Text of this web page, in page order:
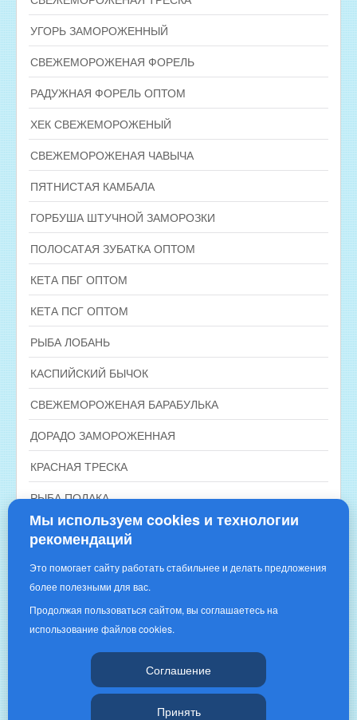
УГОРЬ ЗАМОРОЖЕННЫЙ
СВЕЖЕМОРОЖЕНАЯ ФОРЕЛЬ
РАДУЖНАЯ ФОРЕЛЬ ОПТОМ
ХЕК СВЕЖЕМОРОЖЕНЫЙ
СВЕЖЕМОРОЖЕНАЯ ЧАВЫЧА
ПЯТНИСТАЯ КАМБАЛА
ГОРБУША ШТУЧНОЙ ЗАМОРОЗКИ
ПОЛОСАТАЯ ЗУБАТКА ОПТОМ
КЕТА ПБГ ОПТОМ
КЕТА ПСГ ОПТОМ
РЫБА ЛОБАНЬ
КАСПИЙСКИЙ БЫЧОК
СВЕЖЕМОРОЖЕНАЯ БАРАБУЛЬКА
ДОРАДО ЗАМОРОЖЕННАЯ
КРАСНАЯ ТРЕСКА
РЫБА ПОЛАКА
Мы используем cookies и технологии
рекомендаций
Это помогает сайту работать стабильнее и делать предложения
более полезными для вас.
Продолжая пользоваться сайтом, вы соглашаетесь на
использование файлов cookies.
Соглашение
Принять
Copyright © 2016 | «РЫБНОЕ ИЗОБИЛИЕ»|